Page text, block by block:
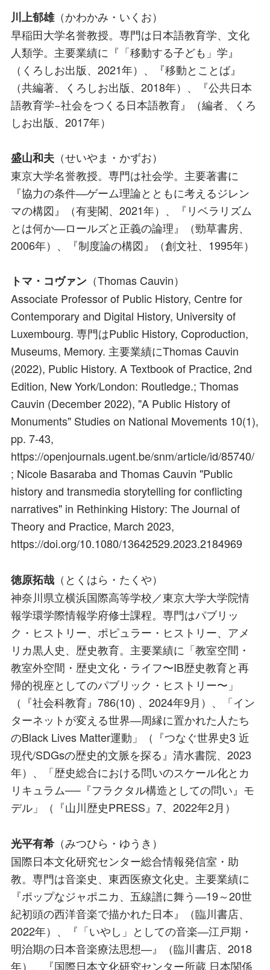
川上郁雄（かわかみ・いくお）
早稲田大学名誉教授。専門は日本語教育学、文化
人類学。主要業績に『「移動する子ども」学』
（くろしお出版、2021年）、『移動とことば』
（共編著、くろしお出版、2018年）、『公共日本
語教育学−社会をつくる日本語教育』（編者、くろ
しお出版、2017年）
盛山和夫 （せいやま・かずお）
東京大学名誉教授。専門は社会学。主要著書に
『協力の条件―ゲーム理論とともに考えるジレン
マの構図』（有斐閣、2021年）、『リベラリズム
とは何か―ロールズと正義の論理』（勁草書房、
2006年）、『制度論の構図』（創文社、1995年）
トマ・コヴァン （Thomas Cauvin）
Associate Professor of Public History, Centre for
Contemporary and Digital History, University of
Luxembourg. 専門はPublic History, Coproduction,
Museums, Memory. 主要業績にThomas Cauvin
(2022), Public History. A Textbook of Practice, 2nd
Edition, New York/London: Routledge.; Thomas
Cauvin (December 2022), "A Public History of
Monuments" Studies on National Movements 10(1),
pp. 7-43,
https://openjournals.ugent.be/snm/article/id/85740/
; Nicole Basaraba and Thomas Cauvin "Public
history and transmedia storytelling for conflicting
narratives" in Rethinking History: The Journal of
Theory and Practice, March 2023,
https://doi.org/10.1080/13642529.2023.2184969
徳原拓哉 （とくはら・たくや）
神奈川県立横浜国際高等学校／東京大学大学院情
報学環学際情報学府修士課程。専門はパブリッ
ク・ヒストリー、ポピュラー・ヒストリー、アメ
リカ黒人史、歴史教育。主要業績に「教室空間・
教室外空間・歴史文化・ライフ〜IB歴史教育と再
帰的視座としてのパブリック・ヒストリー〜」
（『社会科教育』786(10) 、2024年9月）、「イン
ターネットが変える世界―周縁に置かれた人たち
のBlack Lives Matter運動」（『つなぐ世界史3 近
現代/SDGsの歴史的文脈を探る』清水書院、2023
年）、「歴史総合における問いのスケール化とカ
リキュラム──『フラクタル構造としての問い』モ
デル」（『山川歴史PRESS』7、2022年2月）
光平有希 （みつひら・ゆうき）
国際日本文化研究センター総合情報発信室・助
教。専門は音楽史、東西医療文化史。主要業績に
『ポップなジャポニカ、五線譜に舞う―19～20世
紀初頭の西洋音楽で描かれた日本』（臨川書店、
2022年）、『「いやし」としての音楽―江戸期・
明治期の日本音楽療法思想―』（臨川書店、2018
年）、『国際日本文化研究センター所蔵 日本関係